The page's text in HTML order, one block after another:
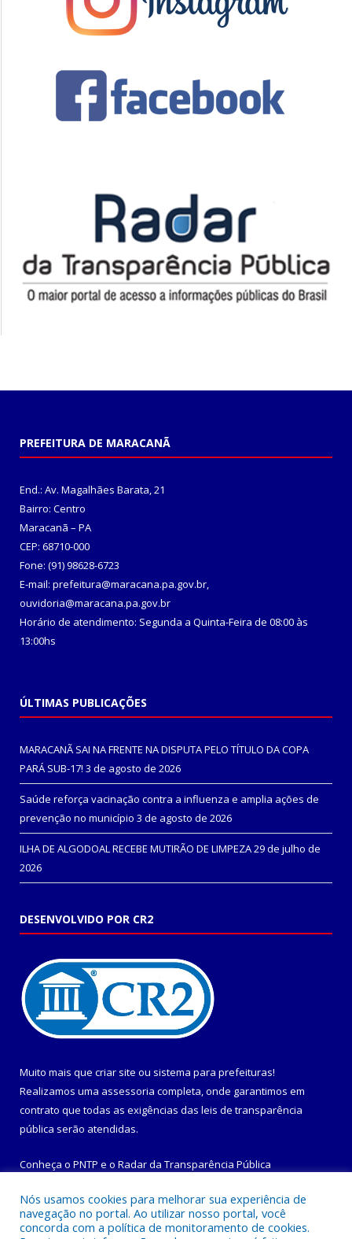
PREFEITURA DE MARACANÃ
End.: Av. Magalhães Barata, 21
Bairro: Centro
Maracanã – PA
CEP: 68710-000
Fone: (91) 98628-6723
E-mail: prefeitura@maracana.pa.gov.br,
ouvidoria@maracana.pa.gov.br
Horário de atendimento: Segunda a Quinta-Feira de 08:00 às
13:00hs
ÚLTIMAS PUBLICAÇÕES
MARACANÃ SAI NA FRENTE NA DISPUTA PELO TÍTULO DA COPA
PARÁ SUB-17! 3 de agosto de 2026
Saúde reforça vacinação contra a influenza e amplia ações de
prevenção no município 3 de agosto de 2026
ILHA DE ALGODOAL RECEBE MUTIRÃO DE LIMPEZA29 de julho de
2026
DESENVOLVIDO POR CR2
Muito mais que criar site ou sistema para prefeituras!
Realizamos uma assessoria completa, onde garantimos em
contrato que todas as exigências das leis de transparência
pública serão atendidas.
Conheça o PNTP e o Radar da Transparência Pública
Nós usamos cookies para melhorar sua experiência de
navegação no portal. Ao utilizar nosso portal, você
concorda com a política de monitoramento de cookies.